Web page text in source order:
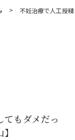
> 不妊治療で人工授
もダメだっ